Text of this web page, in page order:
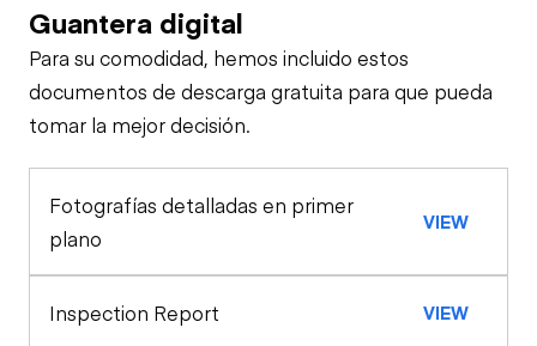
Brakes / Tires
Cab
Seat Belts
Horn
Configuration
Water Pump
Oil Sample Analysis (engine)
General Appearance
Exterior Lights
Engine
Guantera digital
Para su comodidad, hemos incluido estos
documentos de descarga gratuita para que pueda
tomar la mejor decisión.
Fotografías detalladas en primer
plano
VIEW
Inspection Report VIEW